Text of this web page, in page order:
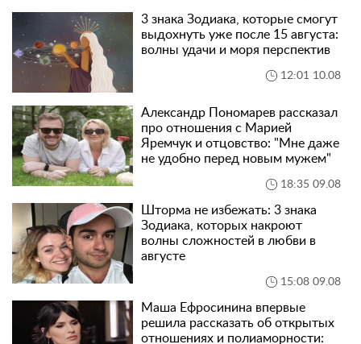
3 знака Зодиака, которые смогут
выдохнуть уже после 15 августа:
волны удачи и моря перспектив
12:01 10.08
Александр Пономарев рассказал
про отношения с Марией
Яремчук и отцовство: "Мне даже
не удобно перед новым мужем"
18:35 09.08
Шторма не избежать: 3 знака
Зодиака, которых накроют
волны сложностей в любви в
августе
15:08 09.08
Маша Ефросинина впервые
решила рассказать об открытых
отношениях и полиаморности: